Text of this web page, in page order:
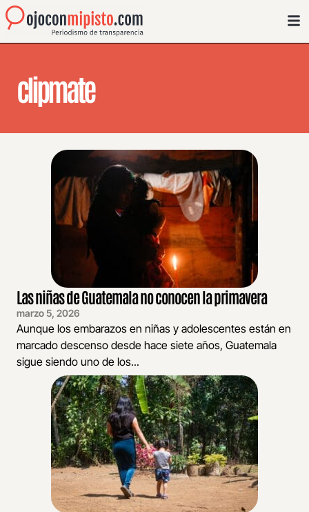
clipmate
Las niñas de Guatemala no conocen la primavera
marzo 5, 2026
Aunque los embarazos en niñas y adolescentes están en
marcado descenso desde hace siete años, Guatemala
sigue siendo uno de los...